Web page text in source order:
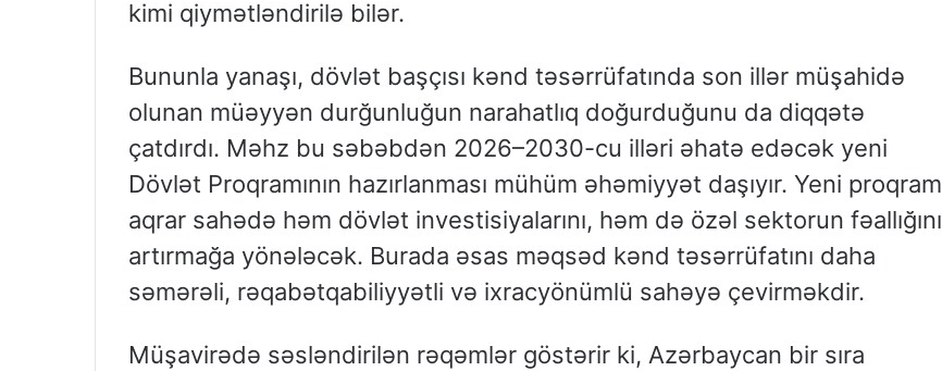
kimi qiymətləndirilə bilər.
Bununla yanaşı, dövlət başçısı kənd təsərrüfatında son illər müşahidə
olunan müəyyən durğunluğun narahatlıq doğurduğunu da diqqətə
çatdırdı. Məhz bu səbəbdən 2026–2030-cu illəri əhatə edəcək yeni
Dövlət Proqramının hazırlanması mühüm əhəmiyyət daşıyır. Yeni proqram
aqrar sahədə həm dövlət investisiyalarını, həm də özəl sektorun fəallığını
artırmağa yönələcək. Burada əsas məqsəd kənd təsərrüfatını daha
səmərəli, rəqabətqabiliyyətli və ixracyönümlü sahəyə çevirməkdir.
Müşavirədə səsləndirilən rəqəmlər göstərir ki, Azərbaycan bir sıra